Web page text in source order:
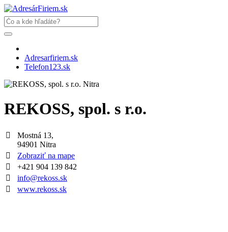
Adresarfiriem.sk
Telefon123.sk
REKOSS, spol. s r.o.
Mostná 13,
94901 Nitra
Zobraziť na mape
+421 904 139 842
info@rekoss.sk
www.rekoss.sk